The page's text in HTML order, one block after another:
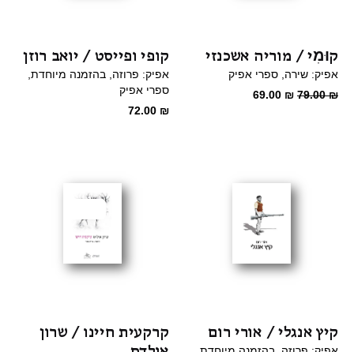
קוּמִי / מוריה אשכנזי
אפיק: שירה ספרי אפיק
79.00₪
המחיר
69.00 ₪
המחיר
קופי ופייסט / יואב רוזן
אפיק: פרוזה בהזמנה מיוחדת
ספרי אפיק
72.00 ₪
קיץ אנגלי / אורי רום
קרקעית חיינו / שרון